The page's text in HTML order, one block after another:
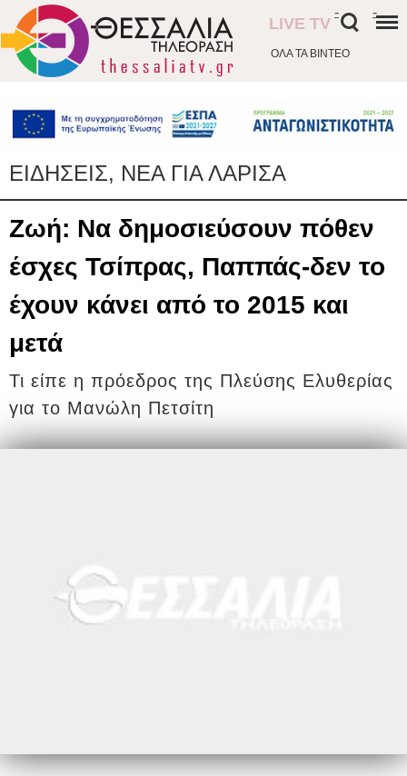
ΟΛΑ ΤΑ ΒΙΝΤΕΟ
LIVE TV
- -
ΕΙΔΗΣΕΙΣ, ΝΕΑ ΓΙΑ ΛΑΡΙΣΑ
Ζωή: Να δημοσιεύσουν πόθεν
έσχες Τσίπρας, Παππάς-δεν το
έχουν κάνει από το 2015 και
μετά
Τι είπε η πρόεδρος της Πλεύσης Ελυθερίας
για το Μανώλη Πετσίτη